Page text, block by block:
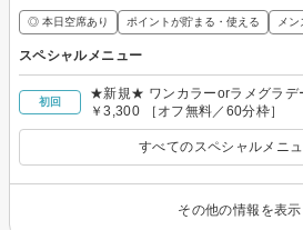
◎ 本日空席あり ポイントが貯まる・使える メン
スペシャルメニュー
初回
★新規★ ワンカラーorラメグラデ
￥3,300 ［オフ無料／60分枠］
すべてのスペシャルメニ
その他の情報を表示